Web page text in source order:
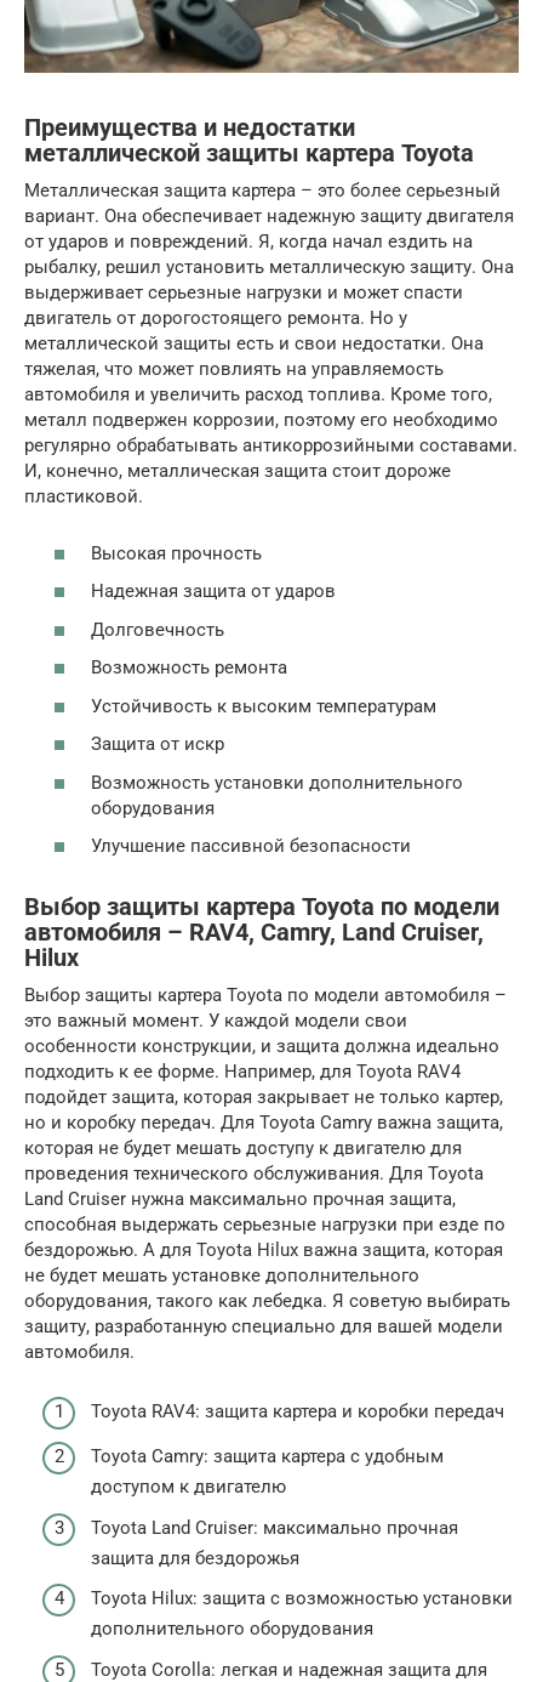
Преимущества и недостатки
металлической защиты картера Toyota
Металлическая защита картера – это более серьезный
вариант. Она обеспечивает надежную защиту двигателя
от ударов и повреждений. Я, когда начал ездить на
рыбалку, решил установить металлическую защиту. Она
выдерживает серьезные нагрузки и может спасти
двигатель от дорогостоящего ремонта. Но у
металлической защиты есть и свои недостатки. Она
тяжелая, что может повлиять на управляемость
автомобиля и увеличить расход топлива. Кроме того,
металл подвержен коррозии, поэтому его необходимо
регулярно обрабатывать антикоррозийными составами.
И, конечно, металлическая защита стоит дороже
пластиковой.
Высокая прочность
Надежная защита от ударов
Долговечность
Возможность ремонта
Устойчивость к высоким температурам
Защита от искр
Возможность установки дополнительного
оборудования
Улучшение пассивной безопасности
Выбор защиты картера Toyota по модели
автомобиля – RAV4, Camry, Land Cruiser,
Hilux
Выбор защиты картера Toyota по модели автомобиля –
это важный момент. У каждой модели свои
особенности конструкции, и защита должна идеально
подходить к ее форме. Например, для Toyota RAV4
подойдет защита, которая закрывает не только картер,
но и коробку передач. Для Toyota Camry важна защита,
которая не будет мешать доступу к двигателю для
проведения технического обслуживания. Для Toyota
Land Cruiser нужна максимально прочная защита,
способная выдержать серьезные нагрузки при езде по
бездорожью. А для Toyota Hilux важна защита, которая
не будет мешать установке дополнительного
оборудования, такого как лебедка. Я советую выбирать
защиту, разработанную специально для вашей модели
автомобиля.
Toyota RAV4: защита картера и коробки передач
Toyota Camry: защита картера с удобным
доступом к двигателю
Toyota Land Cruiser: максимально прочная
защита для бездорожья
Toyota Hilux: защита с возможностью установки
дополнительного оборудования
Toyota Corolla: легкая и надежная защита для